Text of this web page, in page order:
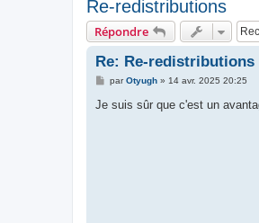
Re-redistributions
Répondre
Re: Re-redistributions
M
s
s
parOtyugh» 14 avr. 2025 20:25
Je suis sûr que c'est un